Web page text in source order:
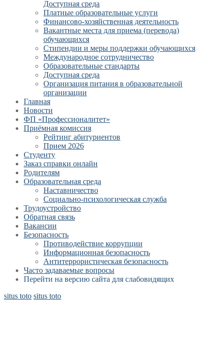
Доступная среда
Платные образовательные услуги
Финансово-хозяйственная деятельность
Вакантные места для приема (перевода)
обучающихся
Стипендии и меры поддержки обучающихся
Международное сотрудничество
Образовательные стандарты
Доступная среда
Организация питания в образовательной
организации
Главная
Новости
ФП «Профессионалитет»
Приёмная комиссия
Рейтинг абитуриентов
Прием 2026
Студенту
Заказ справки онлайн
Родителям
Образовательная среда
Наставничество
Социально-психологическая служба
Трудоустройство
Обратная связь
Вакансии
Безопасность
Противодействие коррупции
Информационная безопасность
Антитеррористическая безопасность
Часто задаваемые вопросы
Перейти на версию сайта для слабовидящих
situs toto situs toto